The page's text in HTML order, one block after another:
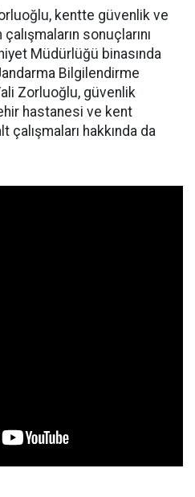
kentte güvenlik ve
sonuçlarını
Müdürlüğü binasında
Bilgilendirme
Zorluoğlu, güvenlik
hastanesi ve kent
hakkında da